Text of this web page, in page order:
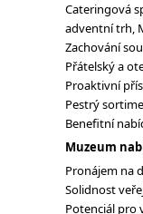
Cateringová
adventní trh,
Zachování
Přátelský a
Proaktivní
Pestrý
Benefitní
Muzeum
Pronájem na
Solidnost
Potenciál pro